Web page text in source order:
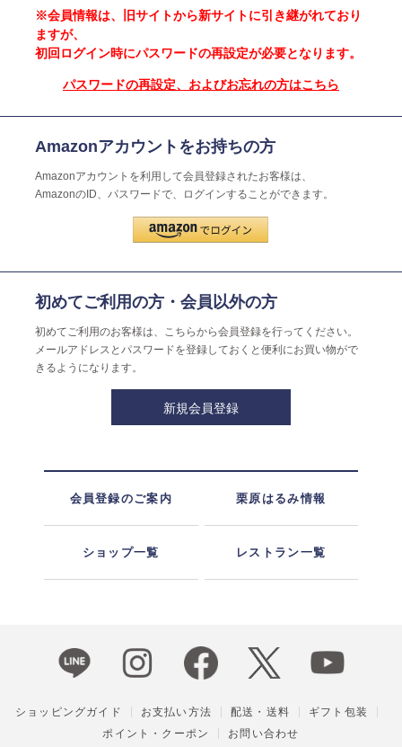
※会員情報は、旧サイトから新サイトに引き継がれており
ますが、
初回ログイン時にパスワードの再設定が必要となります。
パスワードの再設定、およびお忘れの方はこちら
Amazonアカウントをお持ちの方
Amazonアカウントを利用して会員登録されたお客様は、
AmazonのID、パスワードで、ログインすることができます。
初めてご利用の方・会員以外の方
初めてご利用のお客様は、こちらから会員登録を行ってください。
メールアドレスとパスワードを登録しておくと便利にお買い物がで
きるようになります。
会員登録のご案内 栗原はるみ情報
ショップ一覧 レストラン一覧
ショッピングガイド お支払い方法 配送・送料
ギフト包装
ポイント・クーポン
お問い合わせ